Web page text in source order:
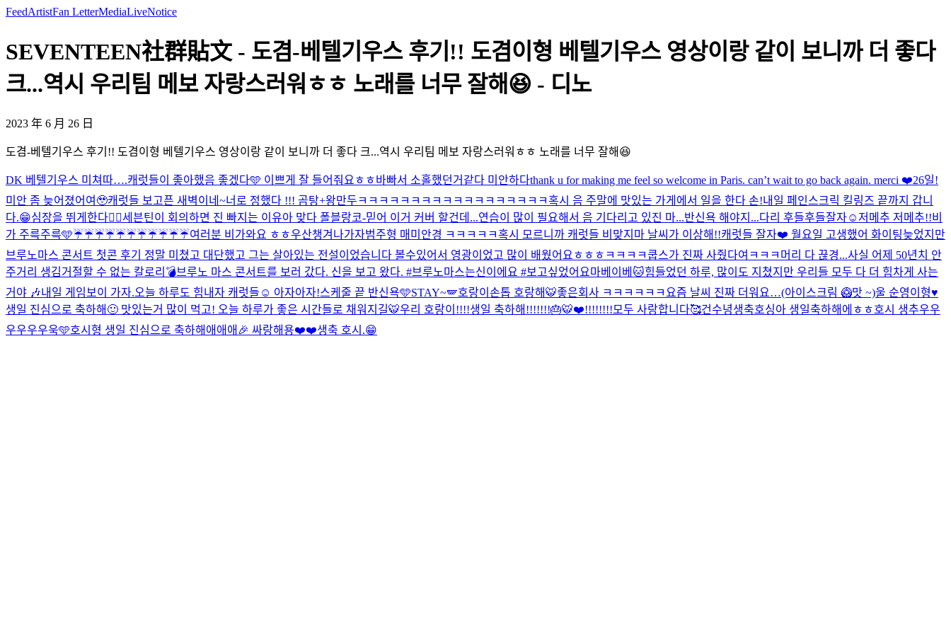
FeedArtistFan LetterMediaLiveNotice
SEVENTEEN社群貼文 - 도겸-베텔기우스 후기!! 도겸이형 베텔기우스 영상이랑 같이 보니까 더 좋다
크...역시 우리팀 메보 자랑스러워ㅎㅎ 노래를 너무 잘해😆 - 디노
2023 年 6 月 26 日
도겸-베텔기우스 후기!! 도겸이형 베텔기우스 영상이랑 같이 보니까 더 좋다 크...역시 우리팀 메보 자랑스러워ㅎㅎ 노래를 너무 잘해😆
DK 베텔기우스 미쳐따….캐럿들이 좋아했음 좋겠다🩵 이쁘게 잘 들어줘요ㅎㅎ바빠서 소홀했던거같다 미안하다thank u for making me feel so welcome in Paris. can’t wait to go back again. merci ❤️26일!
미안 좀 늦어졌어여🥹캐럿들 보고픈 새벽이네~너로 정했다 !!! 곰탕+왕만두ㅋㅋㅋㅋㅋㅋㅋㅋㅋㅋㅋㅋㅋㅋㅋㅋㅋㅋ혹시 음 주말에 맛있는 가게에서 일을 한다 손!내일 페인스크릭 킬링즈 끝까지 갑니
다.😁심장을 뛰게한다❤️‍🔥세븐틴이 회의하면 진 빠지는 이유아 맞다 폴블랑코-믿어 이거 커버 할건데...연습이 많이 필요해서 음 기다리고 있진 마...반신욕 해야지...다리 후들후들잘자☺️저메추 저메추!!비
가 주륵주륵🩵☔️☔️☔️☔️☔️☔️☔️☔️☔️☔️☔️여러분 비가와요 ㅎㅎ우산챙겨나가자범주형 매미안경 ㅋㅋㅋㅋㅋ혹시 모르니까 캐럿들 비맞지마 날씨가 이상해!!캐럿들 잘자❤️ 월요일 고생했어 화이팅늦었지만
브루노마스 콘서트 첫콘 후기 정말 미쳤고 대단했고 그는 살아있는 전설이었습니다 볼수있어서 영광이었고 많이 배웠어요ㅎㅎㅎ ㅋㅋㅋㅋ쿱스가 진짜 사줬다여ㅋㅋㅋ 머리 다 끊경...사실 어제 50년치 안
주거리 생김거절할 수 없는 칼로리💣브루노 마스 콘서트를 보러 갔다. 신을 보고 왔다. #브루노마스는신이에요 #보고싶었어요마베이베 🐱힘들었던 하루, 많이도 지쳤지만 우리들 모두 다 더 힘차게 사는
거야 🎶내일 게임보이 가자.오늘 하루도 힘내자 캐럿들☺️ 아자아자!스케줄 끝 반신욕🩵STAY~🪽호랑이손톱 호랑해🐯좋은회사 ㅋㅋㅋㅋㅋㅋ 요즘 날씨 진짜 더워요…(아이스크림 🥝맛 ~)울 순영이형♥️
생일 진심으로 축하해🙂 맛있는거 많이 먹고! 오늘 하루가 좋은 시간들로 채워지길🐯우리 호랑이!!!!생일 축하해!!!!!!!🎂🐯❤️!!!!!!!!모두 사랑합니다🥰건수녕생축호싱아 생일축하해에ㅎㅎ호시 생추우우
우우우우욱🩵호시형 생일 진심으로 축하해애애애🎉 싸랑해용❤️❤️생축 호시.😁